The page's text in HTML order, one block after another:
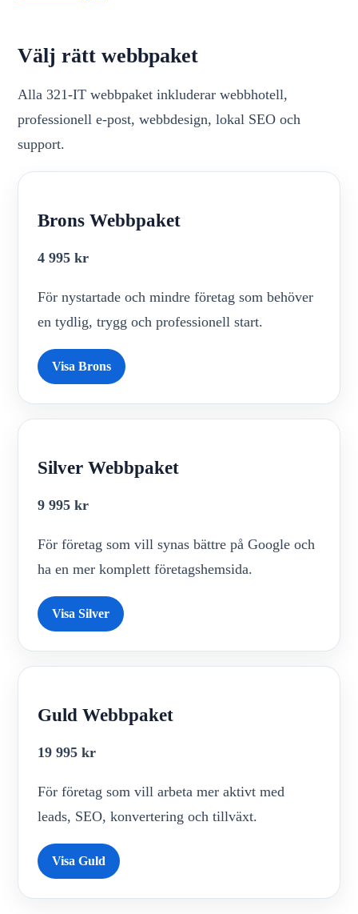
Välj rätt webbpaket
Alla 321-IT webbpaket inkluderar webbhotell,
professionell e-post, webbdesign, lokal SEO och
support.
Brons Webbpaket
4 995 kr
För nystartade och mindre företag som behöver
en tydlig, trygg och professionell start.
Visa Brons
Silver Webbpaket
9 995 kr
För företag som vill synas bättre på Google och
ha en mer komplett företagshemsida.
Visa Silver
Guld Webbpaket
19 995 kr
För företag som vill arbeta mer aktivt med
leads, SEO, konvertering och tillväxt.
Visa Guld